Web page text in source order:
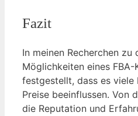
Fazit
In meinen Recherchen zu
Möglichkeiten eines FBA-
festgestellt, dass es
Preise beeinflussen. Von
die Reputation und